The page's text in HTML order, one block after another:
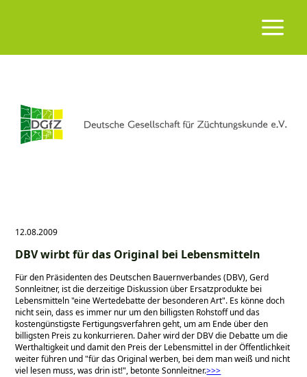
12.08.2009
DBV wirbt für das Original bei Lebensmitteln
Für den Präsidenten des Deutschen Bauernverbandes (DBV), Gerd
Sonnleitner, ist die derzeitige Diskussion über Ersatzprodukte bei
Lebensmitteln eine Wertedebatte der besonderen Art . Es könne doch
nicht sein, dass es immer nur um den billigsten Rohstoff und das
kostengünstigste Fertigungsverfahren geht, um am Ende über den
billigsten Preis zu konkurrieren. Daher wird der DBV die Debatte um die
Werthaltigkeit und damit den Preis der Lebensmittel in der Öffentlichkeit
weiter führen und für das Original werben, bei dem man weiß und nicht
viel lesen muss, was drin ist! , betonte Sonnleitner.>>>